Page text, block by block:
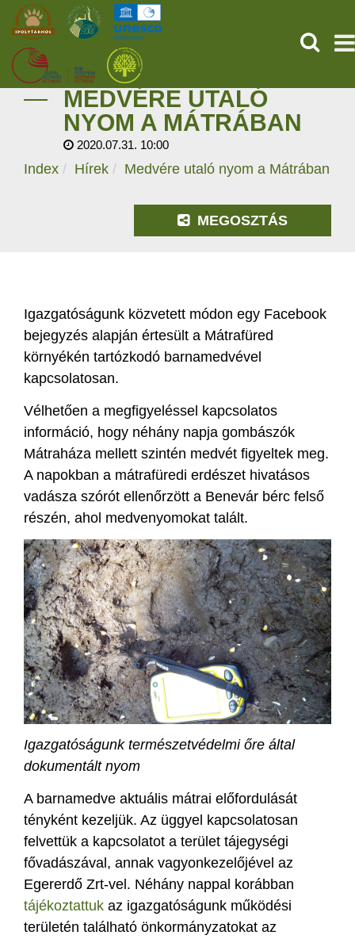
KEZDŐOLDAL
ŐSVILÁGI POMPEJI
ONLINE JEGYVÁSÁRLÁS
MEDVÉRE UTALÓ
NYOM A MÁTRÁBAN
2020.07.31. 10:00
Index Hírek Medvére utaló nyom a Mátrában
MEGOSZTÁS
Igazgatóságunk közvetett módon egy Facebook
bejegyzés alapján értesült a Mátrafüred
környékén tartózkodó barnamedvével
kapcsolatosan.
Vélhetően a megfigyeléssel kapcsolatos
információ, hogy néhány napja gombászók
Mátraháza mellett szintén medvét figyeltek meg.
A napokban a mátrafüredi erdészet hivatásos
vadásza szórót ellenőrzött a Benevár bérc felső
részén, ahol medvenyomokat talált.
Igazgatóságunk természetvédelmi őre által
dokumentált nyom
A barnamedve aktuális mátrai előfordulását
tényként kezeljük. Az üggyel kapcsolatosan
felvettük a kapcsolatot a terület tájegységi
fővadászával, annak vagyonkezelőjével az
Egererdő Zrt-vel. Néhány nappal korábban
tájékoztattuk az igazgatóságunk működési
területén található önkormányzatokat az